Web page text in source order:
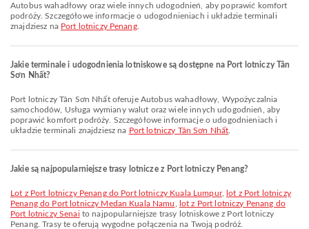
Autobus wahadłowy oraz wiele innych udogodnień, aby poprawić komfort
podróży. Szczegółowe informacje o udogodnieniach i układzie terminali
znajdziesz na Port lotniczy Penang.
Jakie terminale i udogodnienia lotniskowe są dostępne na Port lotniczy Tân
Sơn Nhất?
Port lotniczy Tân Sơn Nhất oferuje Autobus wahadłowy, Wypożyczalnia
samochodów, Usługa wymiany walut oraz wiele innych udogodnień, aby
poprawić komfort podróży. Szczegółowe informacje o udogodnieniach i
układzie terminali znajdziesz na Port lotniczy Tân Sơn Nhất
Jakie są najpopularniejsze trasy lotnicze z Port lotniczy Penang?
lot z Port lotniczy Penang do Port lotniczy Kuala Lumpur,
lot z Port lotniczy
Penang do Port lotniczy Medan Kuala Namu
lot z Port lotniczy Penang do
Port lotniczy Senai to najpopularniejsze trasy lotniskowe z Port lotniczy
Penang. Trasy te oferują wygodne połączenia na Twoją podróż.